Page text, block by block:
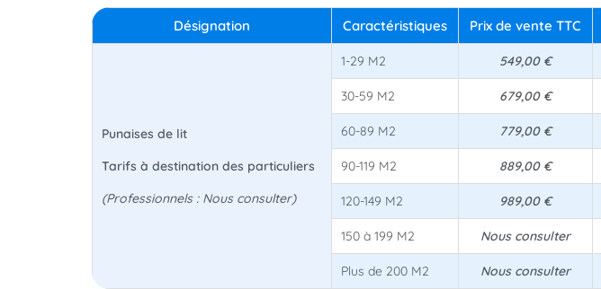
Désignation Caractéristiques Prix de vente TTC
Punaises de lit
Tarifs à destination des particuliers
(Professionnels : Nous consulter)
1-29 M2 549,00 €
30-59 M2 679,00 €
60-89 M2 779,00 €
90-119 M2 889,00 €
120-149 M2 989,00 €
150 à 199 M2 Nous consulter
Plus de 200 M2 Nous consulter